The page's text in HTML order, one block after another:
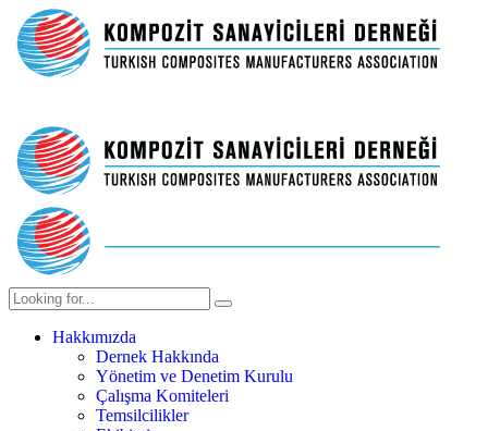
Hakkımızda
Dernek Hakkında
Yönetim ve Denetim Kurulu
Çalışma Komiteleri
Temsilcilikler